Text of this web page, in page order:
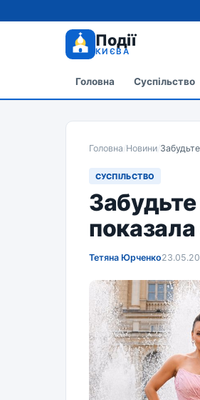
Події
КИЄВА
Головна Суспільство
Головна/Новини/
СУСПІЛЬСТВО
Тетяна Юрченко